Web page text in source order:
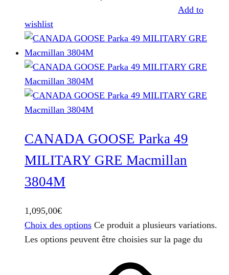
Add to
wishlist
CANADA GOOSE Parka 49
MILITARY GRE Macmillan
3804M
1,095,00€
Choix des options Ce produit a plusieurs variations.
Les options peuvent être choisies sur la page du